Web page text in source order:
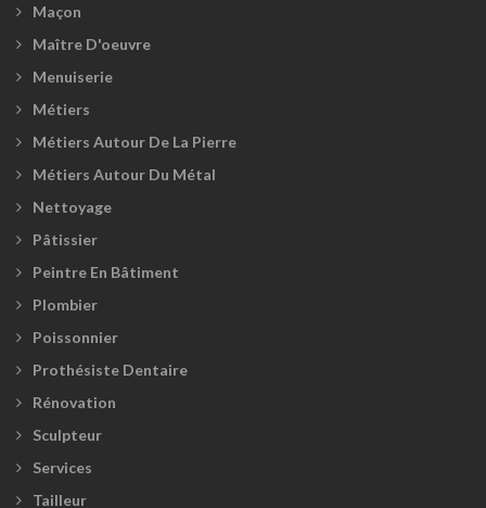
Maçon
Maître D'oeuvre
Menuiserie
Métiers
Métiers Autour De La Pierre
Métiers Autour Du Métal
Nettoyage
Pâtissier
Peintre En Bâtiment
Plombier
Poissonnier
Prothésiste Dentaire
Rénovation
Sculpteur
Services
Tailleur